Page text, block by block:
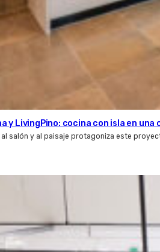
y LivingPino: cocina con isla en una
salón y al paisaje protagoniza este